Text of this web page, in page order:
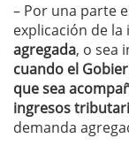
– Por una parte
explicación de la
agregada, o sea
cuando el
que sea
ingresos
demanda